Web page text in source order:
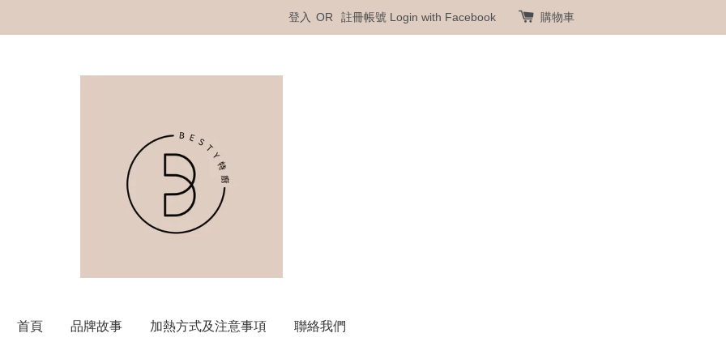
登入 OR 註冊帳號 Login with Facebook 購物車
首頁 品牌故事 加熱方式及注意事項 聯絡我們